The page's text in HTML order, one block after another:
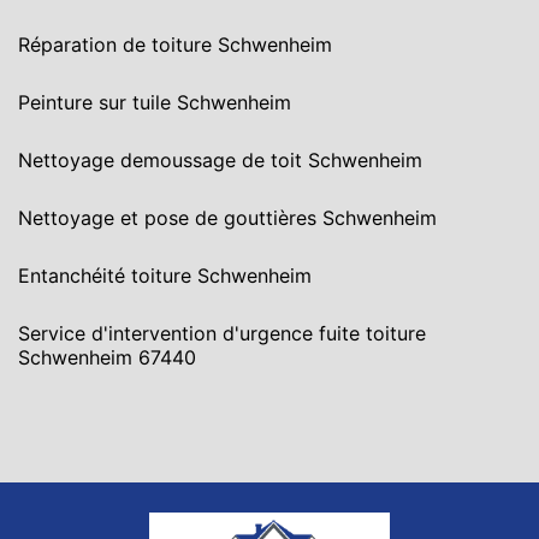
Réparation de toiture Schwenheim
Peinture sur tuile Schwenheim
Nettoyage demoussage de toit Schwenheim
Nettoyage et pose de gouttières Schwenheim
Entanchéité toiture Schwenheim
Service d'intervention d'urgence fuite toiture
Schwenheim 67440